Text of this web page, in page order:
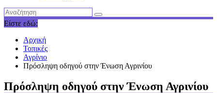
Είστε εδώ:
Αρχική
Τοπικές
Αγρίνιο
Πρόσληψη οδηγού στην Ένωση Αγρινίου
Πρόσληψη οδηγού στην Ένωση Αγρινίου